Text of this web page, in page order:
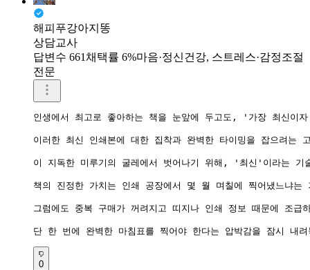
해피푸강아지똥
상담교사
답변수 661 채택률 6%마음·정신건강, 스트레스·감정조절
전문
인생에서 최고로 좋아하는 책을 눈앞에 두고도, '가장 최신이
이러한 최신 인쇄본에 대한 집착과 완벽한 타이밍을 잡으려
이 지독한 미루기의 굴레에서 벗어나기 위해, '최신'이라는
책의 진정한 가치는 인쇄 공장에서 몇 월 며칠에 찍어냈느냐
그럼에도 중복 구매가 꺼려지고 띠지나 인쇄 정보 때문에 조
0